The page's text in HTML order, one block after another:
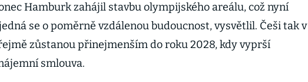
Hamburk zahájil stavbu olympijského areálu, což nyní
se o poměrně vzdálenou budoucnost, vysvětlil. Češi tak v
zůstanou přinejmenším do roku 2028, kdy vyprší
smlouva.